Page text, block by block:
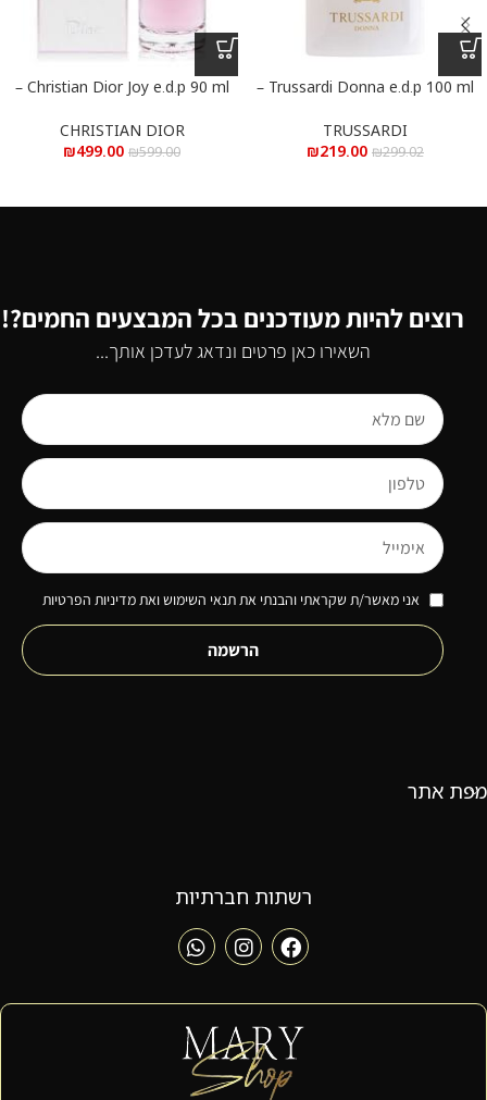
Trussardi Donna e.d.p 100 ml –
TRUSSARDI
₪299.02
₪219.00
Christian Dior Joy e.d.p 90 ml –
CHRISTIAN DIOR
₪599.00
₪499.00
רוצים להיות מעודכנים בכל המבצעים החמים?!
השאירו כאן פרטים ונדאג לעדכן אותך...
אני מאשר/ת שקראתי והבנתי את תנאי השימוש ואת מדיניות הפרטיות
הרשמה
מפת אתר
רשתות חברתיות